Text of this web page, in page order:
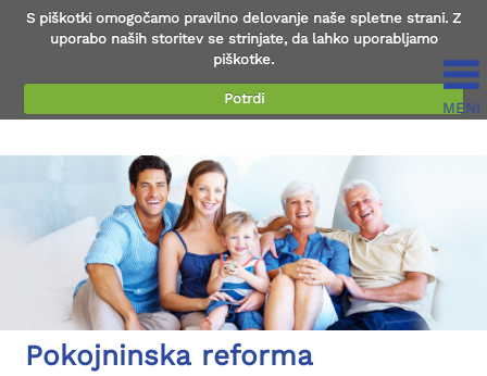
S piškotki omogočamo pravilno delovanje naše spletne strani. Z
uporabo naših storitev se strinjate, da lahko uporabljamo
piškotke.
Potrdi
MENI
Pokojninska reforma